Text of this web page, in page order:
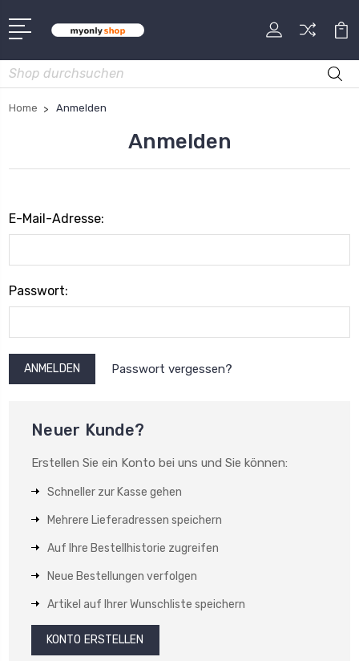
Suche
Home Anmelden
Anmelden
E-Mail-Adresse:
Passwort:
Passwort vergessen?
Neuer Kunde?
Erstellen Sie ein Konto bei uns und Sie können:
Schneller zur Kasse gehen
Mehrere Lieferadressen speichern
Auf Ihre Bestellhistorie zugreifen
Neue Bestellungen verfolgen
Artikel auf Ihrer Wunschliste speichern
KONTO ERSTELLEN